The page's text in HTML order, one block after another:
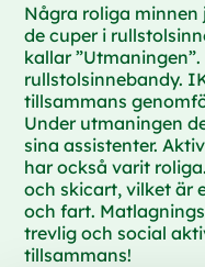
Några roliga minnen
de cuper i
kallar
rullstolsinnebandy.
tillsammans
Under utmaningen
sina assistenter.
har också varit
och skicart, vilket är
och fart.
trevlig och social
tillsammans!